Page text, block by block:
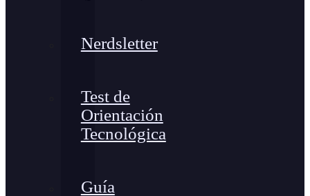
Nerdsletter
Test de
Orientación
Tecnológica
Guía